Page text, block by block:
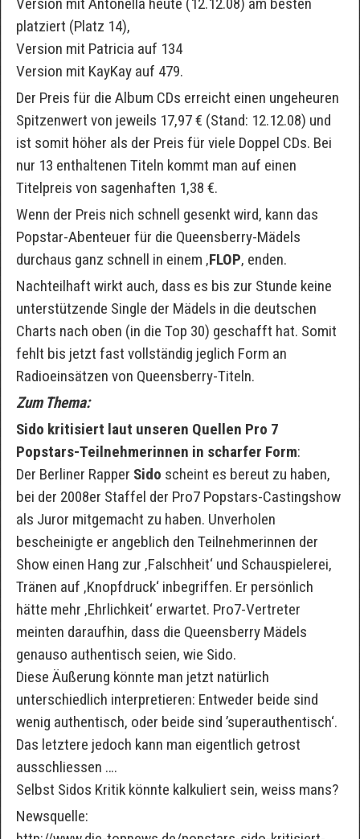
Version mit Antonella heute (12.12.08) am besten
platziert (Platz 14),
Version mit Patricia auf 134
Version mit KayKay auf 479.
Der Preis für die Album CDs erreicht einen ungeheuren
Spitzenwert von jeweils 17,97 € (Stand: 12.12.08) und
ist somit höher als der Preis für viele Doppel CDs. Bei
nur 13 enthaltenen Titeln kommt man auf einen
Titelpreis von sagenhaften 1,38 €.
Wenn der Preis nich schnell gesenkt wird, kann das
Popstar-Abenteuer für die Queensberry-Mädels
durchaus ganz schnell in einem ‚FLOP‚ enden.
Nachteilhaft wirkt auch, dass es bis zur Stunde keine
unterstützende Single der Mädels in die deutschen
Charts nach oben (in die Top 30) geschafft hat. Somit
fehlt bis jetzt fast vollständig jeglich Form an
Radioeinsätzen von Queensberry-Titeln.
Zum Thema:
Sido kritisiert laut unseren Quellen Pro 7
Popstars-Teilnehmerinnen in scharfer Form:
Der Berliner Rapper Sido scheint es bereut zu haben,
bei der 2008er Staffel der Pro7 Popstars-Castingshow
als Juror mitgemacht zu haben. Unverholen
bescheinigte er angeblich den Teilnehmerinnen der
Show einen Hang zur ‚Falschheit‘ und Schauspielerei,
Tränen auf ‚Knopfdruck‘ inbegriffen. Er persönlich
hätte mehr ‚Ehrlichkeit‘ erwartet. Pro7-Vertreter
meinten daraufhin, dass die Queensberry Mädels
genauso authentisch seien, wie Sido.
Diese Äußerung könnte man jetzt natürlich
unterschiedlich interpretieren: Entweder beide sind
wenig authentisch, oder beide sind ’superauthentisch‘.
Das letztere jedoch kann man eigentlich getrost
ausschliessen ….
Selbst Sidos Kritik könnte kalkuliert sein, weiss mans?
Newsquelle: